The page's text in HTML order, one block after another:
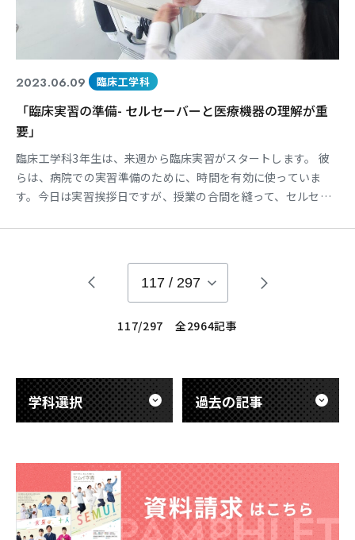
2023.06.09 臨床工学科
「臨床実習の準備- セルセーバーと医療機器の理解が重
要」
臨床工学科3年生は、来週から臨床実習がスタートします。 彼
らは、病院での実習準備のために、時間を有効に使っていま
す。今日は実習挨拶日ですが、授業の合間を縫って、セルセー
臨床実習で重要な役割を果たす装置の一つなので、しっかりと
117 / 297
117/297 全2964記事
学科選択 過去の記事